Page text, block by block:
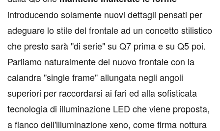
introducendo solamente nuovi dettagli pensati per
adeguare lo stile del frontale ad un concetto stilistico
che presto sarà "di serie" su Q7 prima e su Q5 poi.
Parliamo naturalmente del nuovo frontale con la
calandra "single frame" allungata negli angoli
superiori per raccordarsi ai fari ed alla sofisticata
tecnologia di illuminazione LED che viene proposta,
a fianco dell'illuminazione xeno, come firma nottura